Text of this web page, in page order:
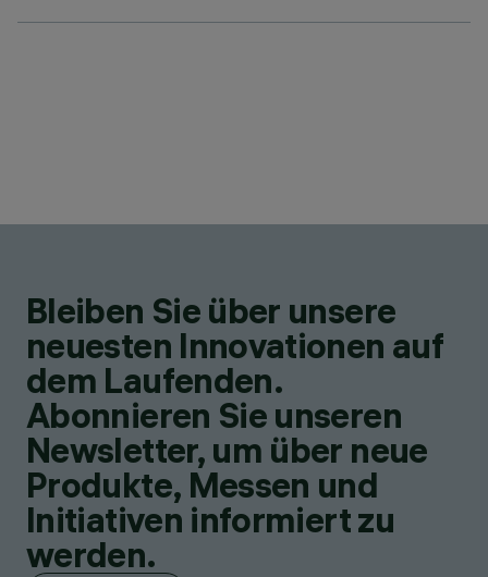
Bleiben Sie über unsere
neuesten Innovationen auf
dem Laufenden.
Abonnieren Sie unseren
Newsletter, um über neue
Produkte, Messen und
Initiativen informiert zu
werden.